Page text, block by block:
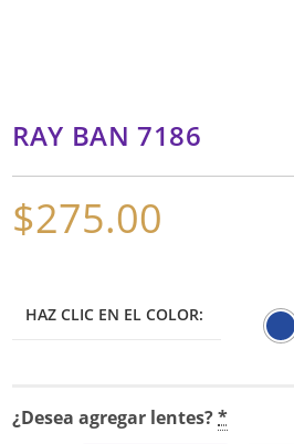
RAY BAN 7186
$275.00
HAZ CLIC EN EL COLOR:
¿Desea agregar lentes?*